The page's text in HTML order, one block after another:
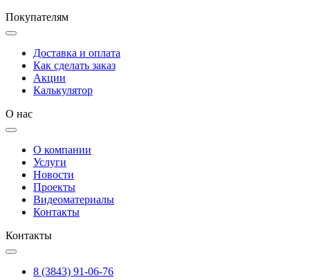
Покупателям
Доставка и оплата
Как сделать заказ
Акции
Калькулятор
О нас
О компании
Услуги
Новости
Проекты
Видеоматериалы
Контакты
Контакты
8 (3843) 91-06-76